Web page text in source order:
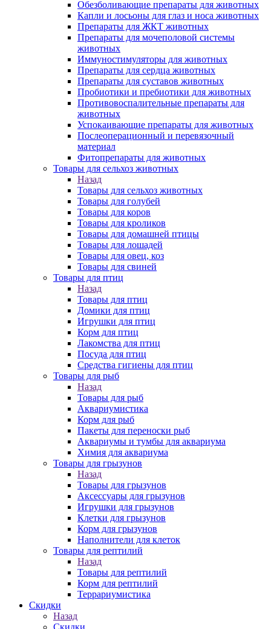
Обезболивающие препараты для животных
Капли и лосьоны для глаз и носа животных
Препараты для ЖКТ животных
Препараты для мочеполовой системы
животных
Иммуностимуляторы для животных
Препараты для сердца животных
Препараты для суставов животных
Пробиотики и пребиотики для животных
Противовоспалительные препараты для
животных
Успокаивающие препараты для животных
Послеоперационный и перевязочный
материал
Фитопрепараты для животных
Товары для сельхоз животных
Назад
Товары для сельхоз животных
Товары для голубей
Товары для коров
Товары для кроликов
Товары для домашней птицы
Товары для лошадей
Товары для овец, коз
Товары для свиней
Товары для птиц
Назад
Товары для птиц
Домики для птиц
Игрушки для птиц
Корм для птиц
Лакомства для птиц
Посуда для птиц
Средства гигиены для птиц
Товары для рыб
Назад
Товары для рыб
Аквариумистика
Корм для рыб
Пакеты для переноски рыб
Аквариумы и тумбы для аквариума
Химия для аквариума
Товары для грызунов
Назад
Товары для грызунов
Аксессуары для грызунов
Игрушки для грызунов
Клетки для грызунов
Корм для грызунов
Наполнители для клеток
Товары для рептилий
Назад
Товары для рептилий
Корм для рептилий
Террариумистика
Скидки
Назад
Скидки